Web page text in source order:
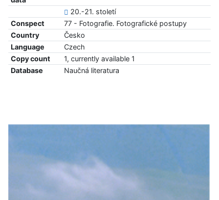
20.-21. století
Conspect
77 - Fotografie. Fotografické postupy
Country
Česko
Language
Czech
Copy count
1, currently available 1
Database
Naučná literatura